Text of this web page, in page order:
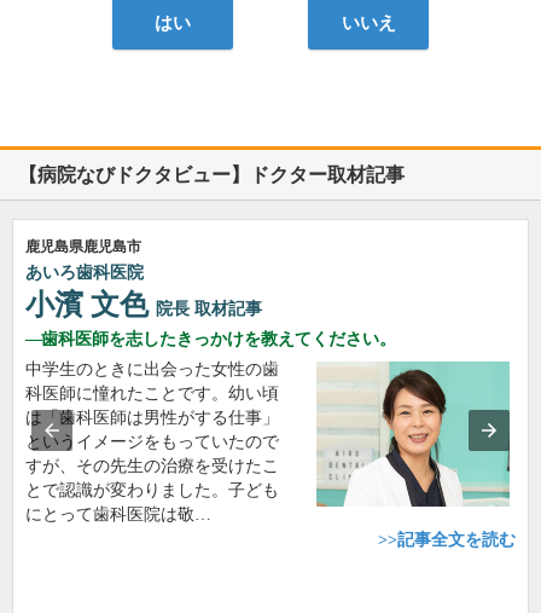
はい いいえ
【病院なびドクタビュー】ドクター取材記事
鹿児島県鹿児島市
あいろ歯科医院
小濱 文色 院長 取材記事
歯科医師を志したきっかけを教えてください。
中学生のときに出会った女性の歯
科医師に憧れたことです。幼い頃
は「歯科医師は男性がする仕事」
というイメージをもっていたので
すが、その先生の治療を受けたこ
とで認識が変わりました。子ども
にとって歯科医院は敬…
>>記事全文を読む